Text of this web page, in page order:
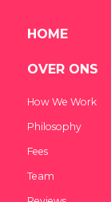
HOME
OVER ONS
How We Work
Philosophy
Fees
Team